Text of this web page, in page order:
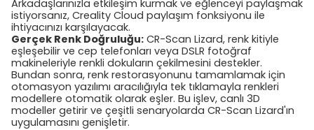
Arkadaşlarınızla etkileşim kurmak ve eğlenceyi paylaşmak
istiyorsanız, Creality Cloud paylaşım fonksiyonu ile
ihtiyacınızı karşılayacak.
Gerçek Renk Doğruluğu: CR-Scan Lizard, renk kitiyle
eşleşebilir ve cep telefonları veya DSLR fotoğraf
makineleriyle renkli dokuların çekilmesini destekler.
Bundan sonra, renk restorasyonunu tamamlamak için
otomasyon yazılımı aracılığıyla tek tıklamayla renkleri
modellere otomatik olarak eşler. Bu işlev, canlı 3D
modeller getirir ve çeşitli senaryolarda CR-Scan Lizard'ın
uygulamasını genişletir.